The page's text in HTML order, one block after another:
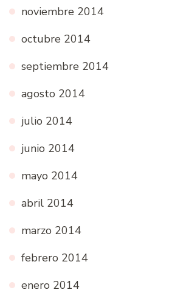
noviembre 2014
octubre 2014
septiembre 2014
agosto 2014
julio 2014
junio 2014
mayo 2014
abril 2014
marzo 2014
febrero 2014
enero 2014